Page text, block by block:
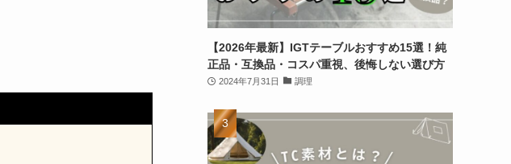
【2026年最新】IGTテーブルおすすめ15選！純
正品・互換品・コスパ重視、後悔しない選び方
2024年7月31日 調理